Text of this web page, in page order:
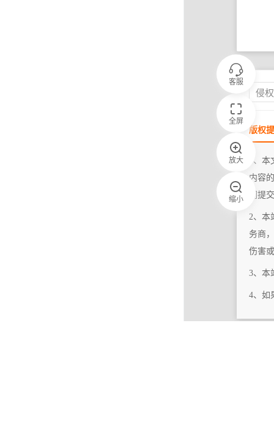
客服
全屏
放大
缩小
侵
版权
1、
内容
们提
2、本
务商
伤害
3、本
4、如